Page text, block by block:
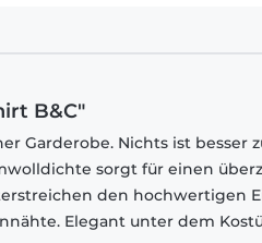
B&C"
Garderobe. Nichts ist besser
sorgt für einen
den hochwertigen
Elegant unter dem